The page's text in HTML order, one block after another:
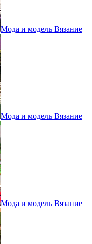
Мода и модель Вязание
Мода и модель Вязание
Мода и модель Вязание